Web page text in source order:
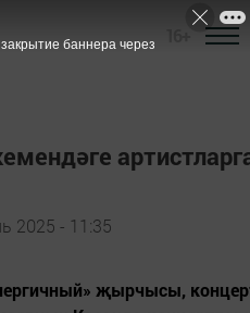
2025 - 11:35
җырчысы,
баннера через